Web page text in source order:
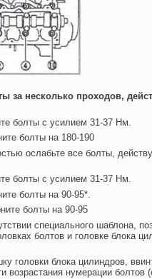
за несколько проходов,
болты с усилием 31-37 Нм.
болты на 180-190
ослабьте все болты,
болты с усилием 31-37 Нм.
болты на 90-95*.
болты на 90-95
специального шаблона,
болтов и головке блока
головки блока цилиндров,
возрастания нумерации